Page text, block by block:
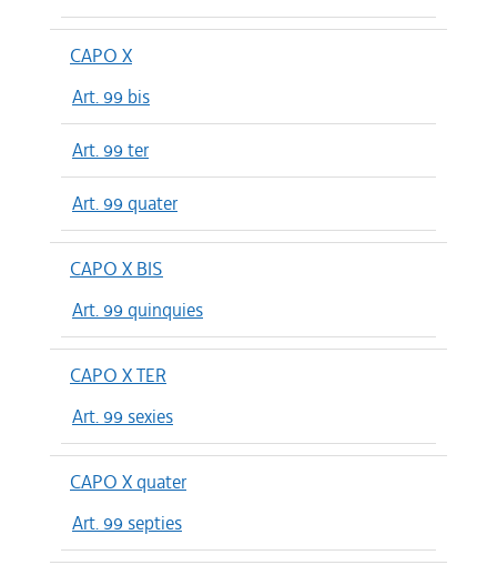
CAPO X
Art. 99 bis
Art. 99 ter
Art. 99 quater
CAPO X BIS
Art. 99 quinquies
CAPO X TER
Art. 99 sexies
CAPO X quater
Art. 99 septies